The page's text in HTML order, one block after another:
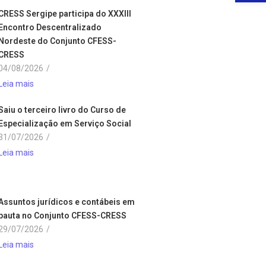
Sergipe participa do XXXIII
Descentralizado
do Conjunto CFESS-
08/2026 /
mais
o terceiro livro do Curso de
em Serviço Social
07/2026 /
mais
jurídicos e contábeis em
no Conjunto CFESS-CRESS
07/2026 /
mais